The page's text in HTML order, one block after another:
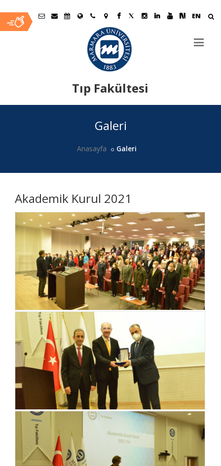
EN
Tıp Fakültesi
Galeri
Anasayfa Galeri
Akademik Kurul 2021